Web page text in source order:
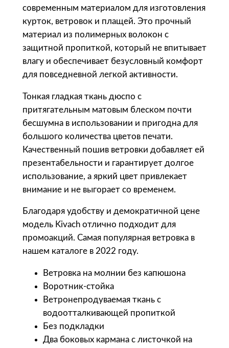
в
а
р
а
M
o
t
i
В
е
т
р
о
в
к
современным материалом для изготовления
курток, ветровок и плащей. Это прочный
материал из полимерных волокон с
защитной пропиткой, который не впитывает
влагу и обеспечивает безусловный комфорт
для повседневной легкой активности.
Тонкая гладкая ткань дюспо с
притягательным матовым блеском почти
бесшумна в использовании и пригодна для
большого количества цветов печати.
Качественный пошив ветровки добавляет ей
презентабельности и гарантирует долгое
использование, а яркий цвет привлекает
внимание и не выгорает со временем.
Благодаря удобству и демократичной цене
модель Kivach отлично подходит для
промоакций. Самая популярная ветровка в
нашем каталоге в 2022 году.
Ветровка на молнии без капюшона
Воротник-стойка
Ветронепродуваемая ткань с
водоотталкивающей пропиткой
Без подкладки
Два боковых кармана с листочкой на